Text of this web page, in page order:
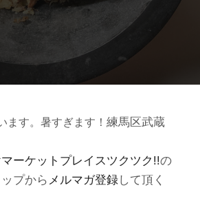
ます。暑すぎます！ 練馬区武蔵
ーケットプレイスツクツク!!の
プから メルマガ登録して頂く